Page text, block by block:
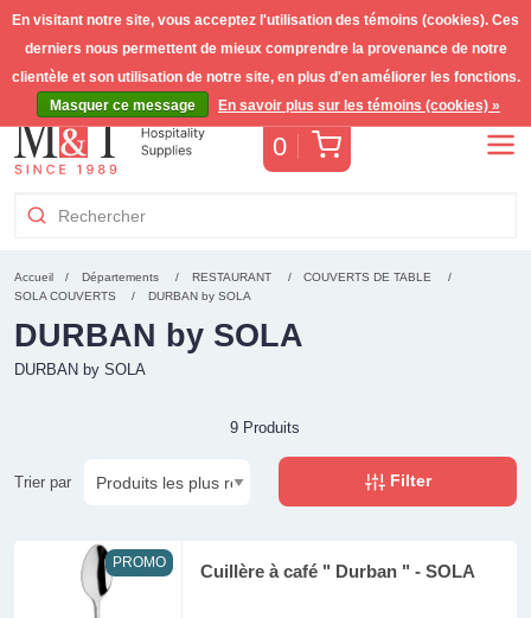
0 Panier
Accueil Départements RESTAURANT
COUVERTS DE TABLE
SOLA COUVERTS
DURBAN by SOLA
DURBAN by SOLA
DURBAN by SOLA
9 Produits
Trier par Filter
PROMO Cuillère à café " Durban " - SOLA
En visitant notre site, vous acceptez l'utilisation des témoins (cookies). Ces
derniers nous permettent de mieux comprendre la provenance de notre
clientèle et son utilisation de notre site, en plus d'en améliorer les fonctions.
Masquer ce message
En savoir plus sur les témoins (cookies) »